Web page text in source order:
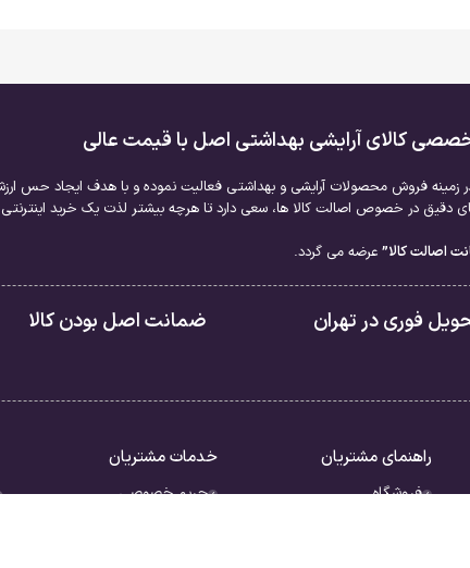
کالای آرایشی بهداشتی اصل با قیمت عالی
در زمینه فروش محصولات آرایشی و بهداشتی فعالیت نموده و با هدف ایجاد حس
دقیق در خصوص اصالت کالا ها، سعی دارد تا هرچه بیشتر لذت یک خرید
اصالت کالا” عرضه می گردد.
فوری در تهران ضمانت اصل بودن کالا
راهنمای مشتریان
فروشگاه
خدمات مشتریان
حریم خصوصی